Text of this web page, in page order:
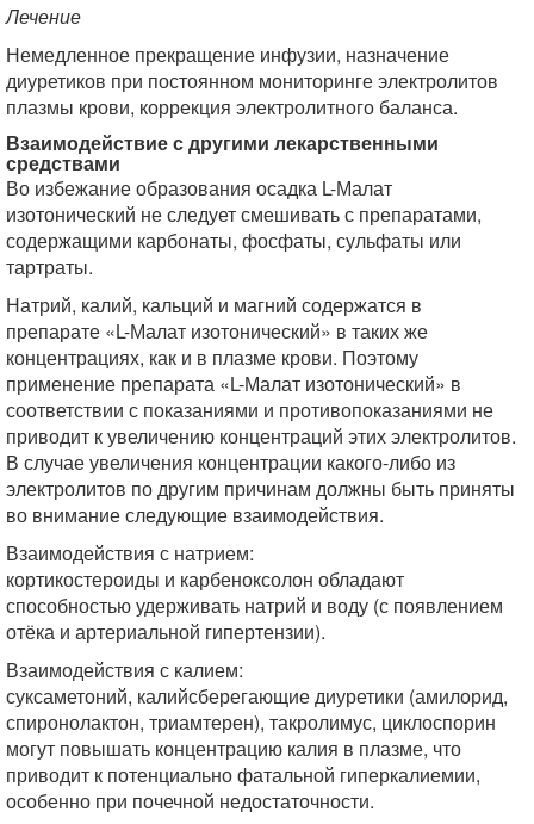
Лечение
Немедленное прекращение инфузии, назначение
диуретиков при постоянном мониторинге электролитов
плазмы крови, коррекция электролитного баланса.
Взаимодействие с другими лекарственными
средствами
Во избежание образования осадка L-Малат
изотонический не следует смешивать с препаратами,
содержащими карбонаты, фосфаты, сульфаты или
тартраты.
Натрий, калий, кальций и магний содержатся в
препарате «L-Малат изотонический» в таких же
концентрациях, как и в плазме крови. Поэтому
применение препарата «L-Малат изотонический» в
соответствии с показаниями и противопоказаниями не
приводит к увеличению концентраций этих электролитов.
В случае увеличения концентрации какого-либо из
электролитов по другим причинам должны быть приняты
во внимание следующие взаимодействия.
Взаимодействия с натрием:
кортикостероиды и карбеноксолон обладают
способностью удерживать натрий и воду (с появлением
отёка и артериальной гипертензии).
Взаимодействия с калием:
суксаметоний, калийсберегающие диуретики (амилорид,
спиронолактон, триамтерен), такролимус, циклоспорин
могут повышать концентрацию калия в плазме, что
приводит к потенциально фатальной гиперкалиемии,
особенно при почечной недостаточности.